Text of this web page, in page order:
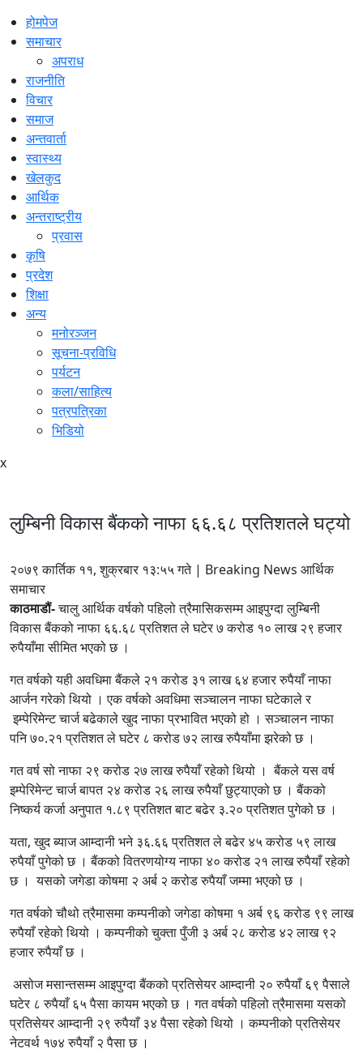
होमपेज
समाचार
अपराध
राजनीति
विचार
समाज
अन्तवार्ता
स्वास्थ्य
खेलकुद
आर्थिक
अन्तराष्ट्रीय
प्रवास
कृषि
प्रदेश
शिक्षा
अन्य
मनोरञ्जन
सूचना-प्रविधि
पर्यटन
कला/साहित्य
पत्रपत्रिका
भिडियो
x
लुम्बिनी विकास बैंकको नाफा ६६.६८ प्रतिशतले घट्यो
२०७९ कार्तिक ११, शुक्रबार १३:५५ गते | Breaking News आर्थिक
समाचार
काठमाडौं-चालु आर्थिक वर्षको पहिलो त्रैमासिकसम्म आइपुग्दा लुम्बिनी
विकास बैंकको नाफा ६६.६८ प्रतिशत ले घटेर ७ करोड १० लाख २९ हजार
रुपैयाँमा सीमित भएको छ ।
गत वर्षको यही अवधिमा बैंकले २१ करोड ३१ लाख ६४ हजार रुपैयाँ नाफा
आर्जन गरेको थियो । एक वर्षको अवधिमा सञ्चालन नाफा घटेकाले र
इम्पेरिमेन्ट चार्ज बढेकाले खुद नाफा प्रभावित भएको हो । सञ्चालन नाफा
पनि ७०.२१ प्रतिशत ले घटेर ८ करोड ७२ लाख रुपैयाँमा झरेको छ ।
गत वर्ष सो नाफा २९ करोड २७ लाख रुपैयाँ रहेको थियो । बैंकले यस वर्ष
इम्पेरिमेन्ट चार्ज बापत २४ करोड २६ लाख रुपैयाँ छुट्याएको छ । बैंकको
निष्कर्य कर्जा अनुपात १.८९ प्रतिशत बाट बढेर ३.२० प्रतिशत पुगेको छ ।
यता, खुद ब्याज आम्दानी भने ३६.६६ प्रतिशत ले बढेर ४५ करोड ५९ लाख
रुपैयाँ पुगेको छ । बैंकको वितरणयोग्य नाफा ४० करोड २१ लाख रुपैयाँ रहेको
छ । यसको जगेडा कोषमा २ अर्ब २ करोड रुपैयाँ जम्मा भएको छ ।
गत वर्षको चौथो त्रैमासमा कम्पनीको जगेडा कोषमा १ अर्ब ९६ करोड ९९ लाख
रुपैयाँ रहेको थियो । कम्पनीको चुक्ता पुँजी ३ अर्ब २८ करोड ४२ लाख ९२
हजार रुपैयाँ छ ।
असोज मसान्तसम्म आइपुग्दा बैंकको प्रतिसेयर आम्दानी २० रुपैयाँ ६९ पैसाले
घटेर ८ रुपैयाँ ६५ पैसा कायम भएको छ । गत वर्षको पहिलो त्रैमासमा यसको
प्रतिसेयर आम्दानी २९ रुपैयाँ ३४ पैसा रहेको थियो । कम्पनीको प्रतिसेयर
नेटवर्थ १७४ रुपैयाँ २ पैसा छ ।